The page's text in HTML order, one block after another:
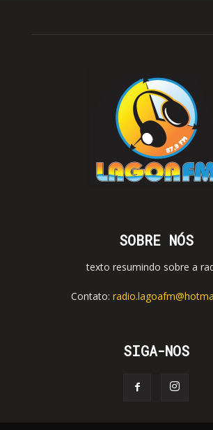
SOBRE NÓS
texto resumindo sobre a
Contato:
SIGA-NOS